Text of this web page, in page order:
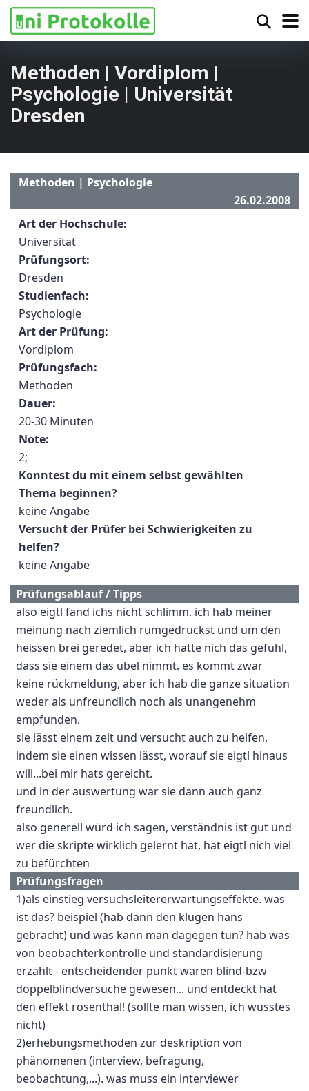
Methoden | Vordiplom |
Psychologie | Universität
Dresden
Methoden | Psychologie
26.02.2008
Art der Hochschule:
Universität
Prüfungsort:
Dresden
Studienfach:
Psychologie
Art der Prüfung:
Vordiplom
Prüfungsfach:
Methoden
Dauer:
20-30 Minuten
Note:
2;
Konntest du mit einem selbst gewählten
Thema beginnen?
keine Angabe
Versucht der Prüfer bei Schwierigkeiten zu
helfen?
keine Angabe
Prüfungsablauf / Tipps
also eigtl fand ichs nicht schlimm. ich hab meiner
meinung nach ziemlich rumgedruckst und um den
heissen brei geredet, aber ich hatte nich das gefühl,
dass sie einem das übel nimmt. es kommt zwar
keine rückmeldung, aber ich hab die ganze situation
weder als unfreundlich noch als unangenehm
empfunden.
sie lässt einem zeit und versucht auch zu helfen,
indem sie einen wissen lässt, worauf sie eigtl hinaus
will...bei mir hats gereicht.
und in der auswertung war sie dann auch ganz
freundlich.
also generell würd ich sagen, verständnis ist gut und
wer die skripte wirklich gelernt hat, hat eigtl nich viel
zu befürchten
Prüfungsfragen
1)als einstieg versuchsleitererwartungseffekte. was
ist das? beispiel (hab dann den klugen hans
gebracht) und was kann man dagegen tun? hab was
von beobachterkontrolle und standardisierung
erzählt - entscheidender punkt wären blind-bzw
doppelblindversuche gewesen... und entdeckt hat
den effekt rosenthal! (sollte man wissen, ich wusstes
nicht)
2)erhebungsmethoden zur deskription von
phänomenen (interview, befragung,
beobachtung,...). was muss ein interviewer